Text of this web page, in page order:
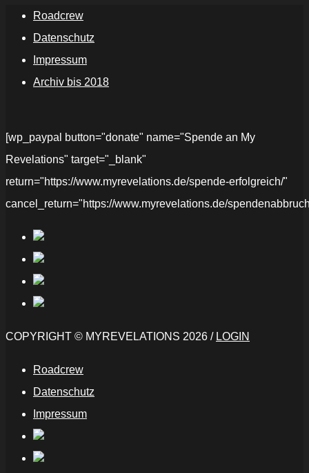
Roadcrew
Datenschutz
Impressum
Archiv bis 2018
[wp_paypal button="donate" name="Spende an My
Revelations" target="_blank"
return="https://www.myrevelations.de/spende-erfolgreich/"
cancel_return="https://www.myrevelations.de/
COPYRIGHT © MYREVELATIONS 2026 / LOGIN
Roadcrew
Datenschutz
Impressum